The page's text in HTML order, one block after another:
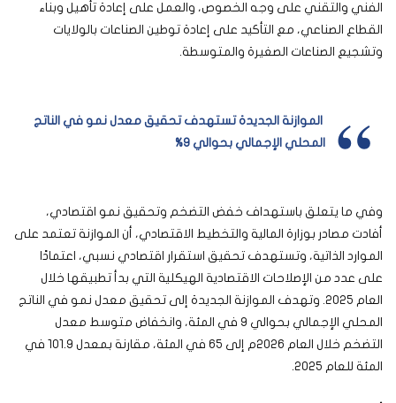
الفني والتقني على وجه الخصوص، والعمل على إعادة تأهيل وبناء
القطاع الصناعي، مع التأكيد على إعادة توطين الصناعات بالولايات
وتشجيع الصناعات الصغيرة والمتوسطة.
الموازنة الجديدة تستهدف تحقيق معدل نمو في الناتج
المحلي الإجمالي بحوالي 9%
وفي ما يتعلق باستهداف خفض التضخم وتحقيق نمو اقتصادي،
أفادت مصادر بوزارة المالية والتخطيط الاقتصادي، أن الموازنة تعتمد على
الموارد الذاتية، وتستهدف تحقيق استقرار اقتصادي نسبي، اعتمادًا
على عدد من الإصلاحات الاقتصادية الهيكلية التي بدأ تطبيقها خلال
العام 2025. وتهدف الموازنة الجديدة إلى تحقيق معدل نمو في الناتج
المحلي الإجمالي بحوالي 9 في المئة، وانخفاض متوسط معدل
التضخم خلال العام 2026م إلى 65 في المئة، مقارنة بمعدل 101.9 في
المئة للعام 2025.